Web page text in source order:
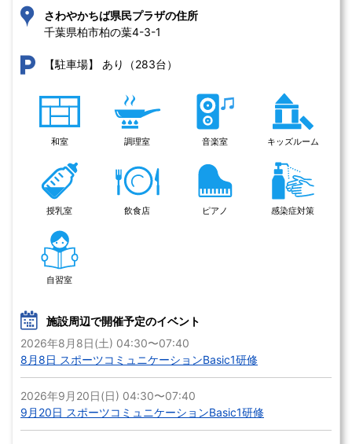
さわやかちば県民プラザの住所
千葉県柏市柏の葉4-3-1
【駐車場】 あり（283台）
和室 調理室 音楽室 キッズルーム
授乳室 飲食店 ピアノ 感染症対策
自習室
施設周辺で開催予定のイベント
2026年8月8日(土) 04:30〜07:40
8月8日 スポーツコミュニケーションBasic1研修
2026年9月20日(日) 04:30〜07:40
9月20日 スポーツコミュニケーションBasic1研修